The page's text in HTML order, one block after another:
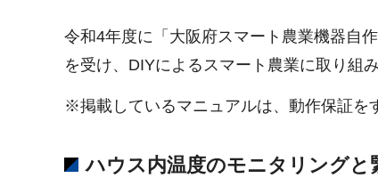
令和4年度に「大阪府スマート農業機器自
を受け、DIYによるスマート農業に取り組み
※掲載しているマニュアルは、動作保証を
ハウス内温度のモニタリングと